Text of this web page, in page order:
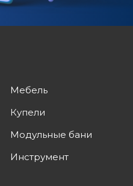
Мебель
Купели
Модульные бани
Инструмент